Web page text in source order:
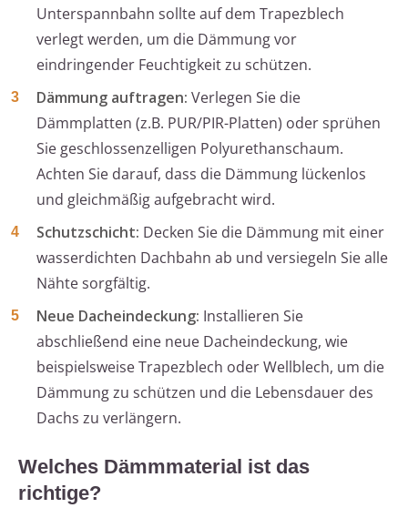
Unterspannbahn sollte auf dem Trapezblech
verlegt werden, um die Dämmung vor
eindringender Feuchtigkeit zu schützen.
Dämmung auftragen: Verlegen Sie die
Dämmplatten (z.B. PUR/PIR-Platten) oder sprühen
Sie geschlossenzelligen Polyurethanschaum.
Achten Sie darauf, dass die Dämmung lückenlos
und gleichmäßig aufgebracht wird.
Schutzschicht: Decken Sie die Dämmung mit einer
wasserdichten Dachbahn ab und versiegeln Sie alle
Nähte sorgfältig.
Neue Dacheindeckung: Installieren Sie
abschließend eine neue Dacheindeckung, wie
beispielsweise Trapezblech oder Wellblech, um die
Dämmung zu schützen und die Lebensdauer des
Dachs zu verlängern.
Welches Dämmmaterial ist das
richtige?